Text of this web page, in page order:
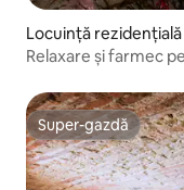
Locuință
Relaxare și farmec
Super-gazdă
Super-gazdă